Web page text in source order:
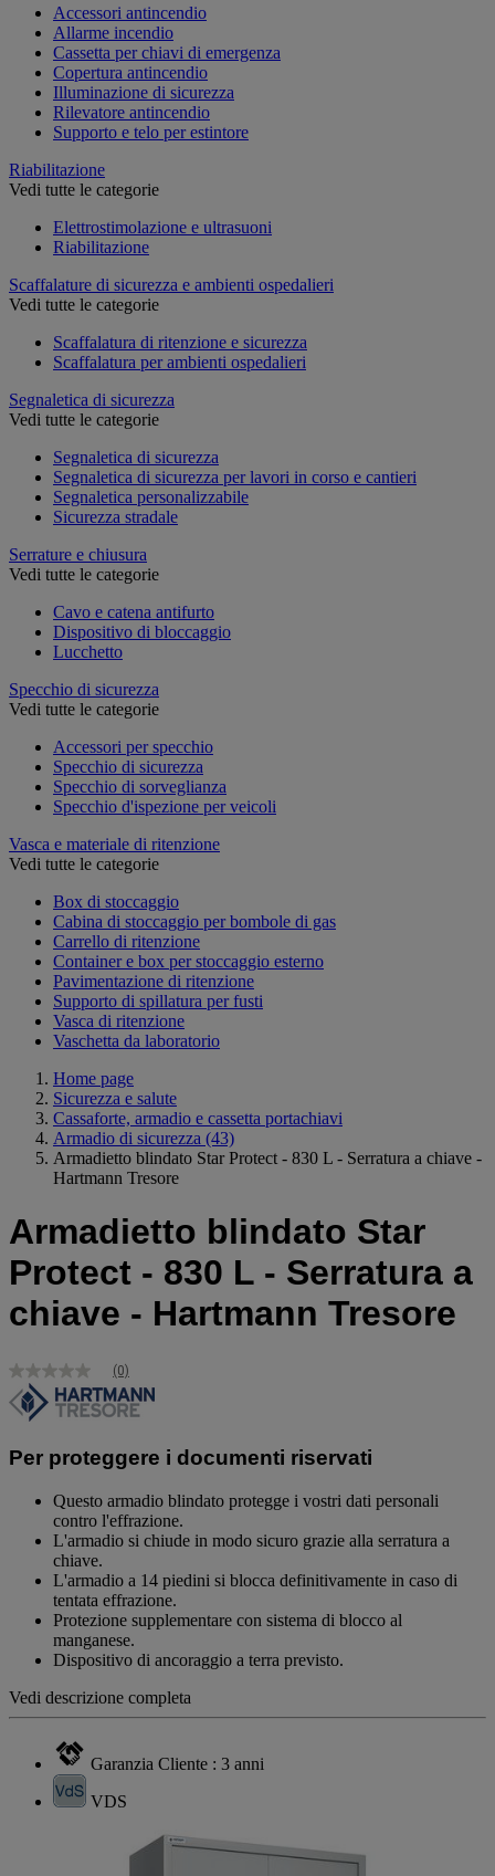
Accessori antincendio
Allarme incendio
Cassetta per chiavi di emergenza
Copertura antincendio
Illuminazione di sicurezza
Rilevatore antincendio
Supporto e telo per estintore
Riabilitazione
Vedi tutte le categorie
Elettrostimolazione e ultrasuoni
Riabilitazione
Scaffalature di sicurezza e ambienti ospedalieri
Vedi tutte le categorie
Scaffalatura di ritenzione e sicurezza
Scaffalatura per ambienti ospedalieri
Segnaletica di sicurezza
Vedi tutte le categorie
Segnaletica di sicurezza
Segnaletica di sicurezza per lavori in corso e cantieri
Segnaletica personalizzabile
Sicurezza stradale
Serrature e chiusura
Vedi tutte le categorie
Cavo e catena antifurto
Dispositivo di bloccaggio
Lucchetto
Specchio di sicurezza
Vedi tutte le categorie
Accessori per specchio
Specchio di sicurezza
Specchio di sorveglianza
Specchio d'ispezione per veicoli
Vasca e materiale di ritenzione
Vedi tutte le categorie
Box di stoccaggio
Cabina di stoccaggio per bombole di gas
Carrello di ritenzione
Container e box per stoccaggio esterno
Pavimentazione di ritenzione
Supporto di spillatura per fusti
Vasca di ritenzione
Vaschetta da laboratorio
Home page
Sicurezza e salute
Cassaforte, armadio e cassetta portachiavi
Armadio di sicurezza (43)
Armadietto blindato Star Protect - 830 L - Serratura a chiave -
Hartmann Tresore
Armadietto blindato Star
Protect - 830 L - Serratura a
chiave - Hartmann Tresore
Nessuna
valutazione
Stesso
alla
pagina.
(0)
Per proteggere i documenti riservati
Questo armadio blindato protegge i vostri dati personali
contro l'effrazione.
L'armadio si chiude in modo sicuro grazie alla serratura a
chiave.
L'armadio a 14 piedini si blocca definitivamente in caso di
tentata effrazione.
Protezione supplementare con sistema di blocco al
manganese.
Dispositivo di ancoraggio a terra previsto.
Vedi descrizione completa
Garanzia Cliente : 3 anni
VDS